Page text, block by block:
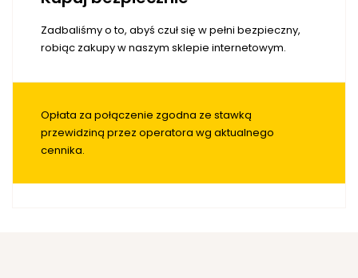
Zadbaliśmy o to, abyś czuł się w pełni bezpieczny,
robiąc zakupy w naszym sklepie internetowym.
Opłata za połączenie zgodna ze stawką
przewidziną przez operatora wg aktualnego
cennika.